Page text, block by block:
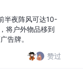
半夜阵风可达10-
将户外物品移到
告牌。
赞过